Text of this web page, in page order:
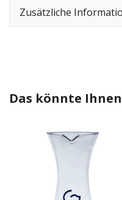
Zusätzliche
Das könnte